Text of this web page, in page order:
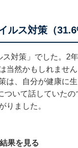
ルス対策（
対策」でした。2
当然かもしれませ
は、自分が健康に
ついて話していた
りました。
果を見る